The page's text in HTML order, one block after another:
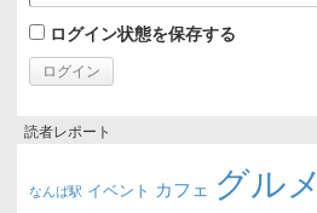
ログイン状態を保存する
読者レポート
なんば駅 イベント カフェ グルメ